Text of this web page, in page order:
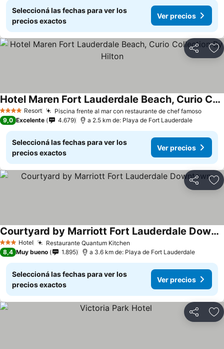
Seleccioná las fechas para ver los
precios exactos
Ver precios
Compartir
4 EstrellasResort Piscina frente al mar con restaurante de chef famosoVer
Hotel Maren Fort Lauderdale Beach, Curio Collection By Hilton
Ver precios
9,0 Excelente 4.679 a 2.5 km de: Playa de Fort Lauderdale
Seleccioná las fechas para ver los
precios exactos
Ver precios
Compartir
3 Estrellas
Hotel Restaurante Quantum Kitchen
Courtyard by Marriott Fort Lauderdale Downtown
Ver precios
8,4 Muy bueno 1.895 a 3.6 km de: Playa de Fort Lauderdale
Seleccioná las fechas para ver los
precios exactos
Ver precios
Compartir